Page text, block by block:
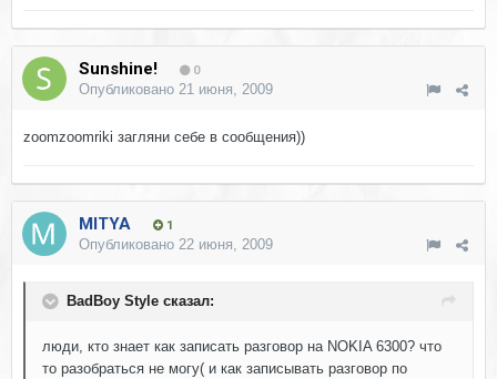
Sunshine! 0
Опубликовано 21 июня, 2009
zoomzoomriki загляни себе в сообщения))
MITYA 1
Опубликовано 22 июня, 2009
BadBoy Style сказал:
люди, кто знает как записать разговор на NOKIA 6300? что
то разобраться не могу( и как записывать разговор по